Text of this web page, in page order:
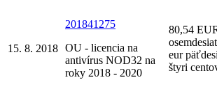
15. 8. 2018
201841275
OU - licencia na
antivírus NOD32 na
roky 2018 - 2020
80,54
osemdesiat
eur
štyri